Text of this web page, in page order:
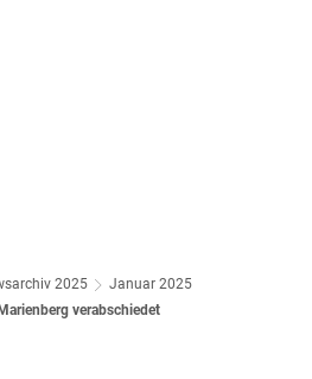
2025
Januar 2025
verabschiedet